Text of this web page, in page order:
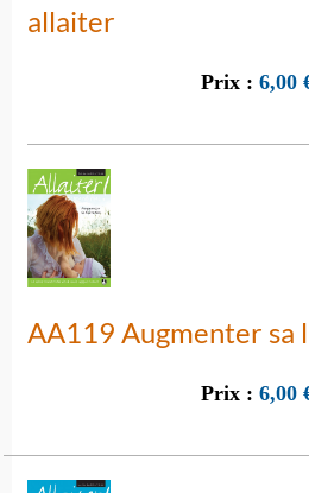
allaiter
Prix : 6,00
AA119 Augmenter sa
Prix : 6,00